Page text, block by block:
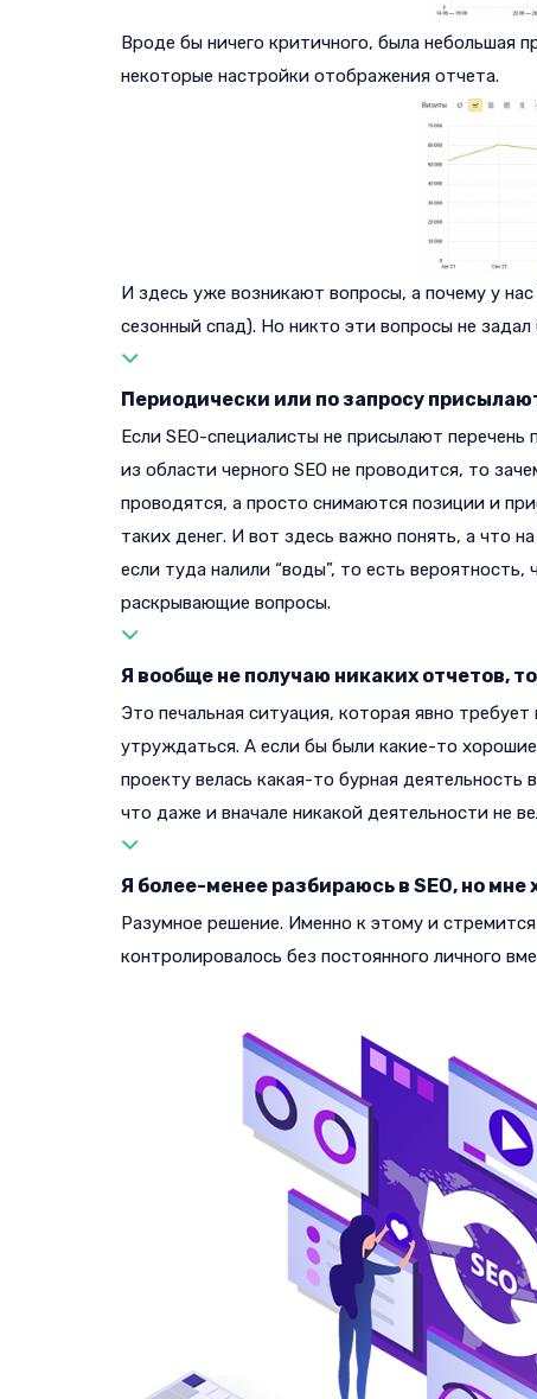
Вроде бы ничего критичного, была небольшая
некоторые настройки отображения отчета.
И здесь уже возникают вопросы, а почему у
сезонный спад). Но никто эти вопросы не
Периодически или по запросу
Если SEO-специалисты не присылают
из области черного SEO не проводится, то
проводятся, а просто снимаются позиции и
таких денег. И вот здесь важно понять, а что
если туда налили “воды”, то есть
раскрывающие вопросы.
Я вообще не получаю никаких отчетов,
Это печальная ситуация, которая явно
утруждаться. А если бы были какие-то
проекту велась какая-то бурная
что даже и вначале никакой деятельности не
Я более-менее разбираюсь в SEO, но
Разумное решение. Именно к этому и
контролировалось без постоянного личного